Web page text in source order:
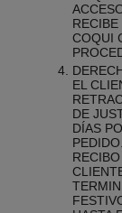
COQUI
EL
DE
DÍAS